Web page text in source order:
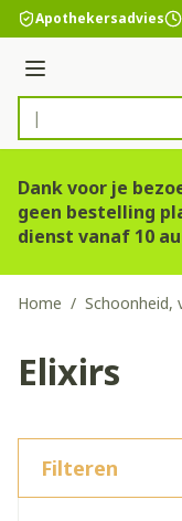
Ga naar de inhoud
Apothekersadvies
Menu
Product, merk,
Dank voor je
geen bestelling
dienst vanaf 10
Home / Schoonheid,
Elixirs
Filteren